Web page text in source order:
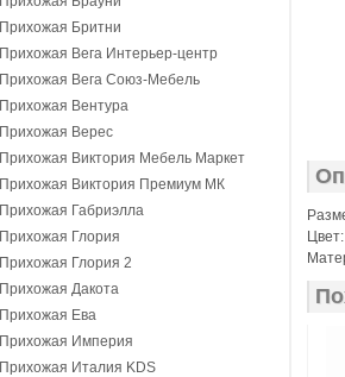
Прихожая Бритни
Прихожая Вега Интерьер-центр
Прихожая Вега Союз-Мебель
Прихожая Вентура
Прихожая Верес
Прихожая Виктория Мебель Маркет
Прихожая Виктория Премиум МК
Прихожая Габриэлла
Прихожая Глория
Прихожая Глория 2
Прихожая Дакота
Прихожая Ева
Прихожая Империя
Прихожая Италия KDS